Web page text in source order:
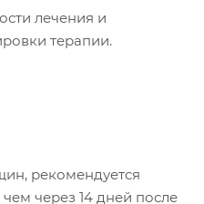
лечения и
терапии.
рекомендуется
через 14 дней после